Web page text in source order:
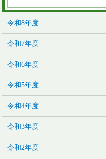
令和8年度
令和7年度
令和6年度
令和5年度
令和4年度
令和3年度
令和2年度